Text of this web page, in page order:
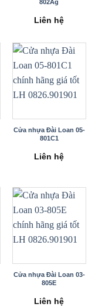
802Ag
Liên hệ
Cửa nhựa Đài Loan 05-
801C1
Liên hệ
Cửa nhựa Đài Loan 03-
805E
Liên hệ